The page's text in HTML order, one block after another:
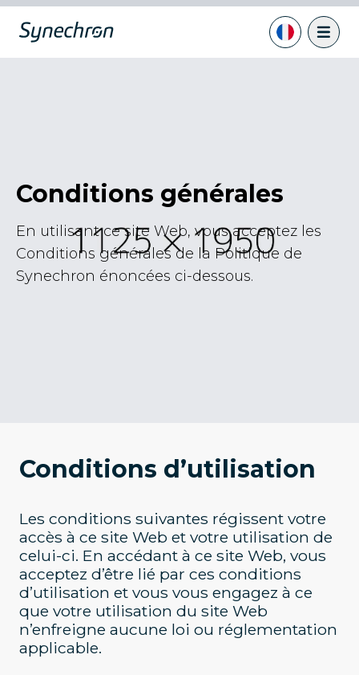
Conditions générales
En utilisant ce site Web, vous acceptez les
Conditions générales de la Politique de
Synechron énoncées ci-dessous.
Conditions d’utilisation
Les conditions suivantes régissent votre
accès à ce site Web et votre utilisation de
celui-ci. En accédant à ce site Web, vous
acceptez d’être lié par ces conditions
d’utilisation et vous vous engagez à ce
que votre utilisation du site Web
n’enfreigne aucune loi ou réglementation
applicable.